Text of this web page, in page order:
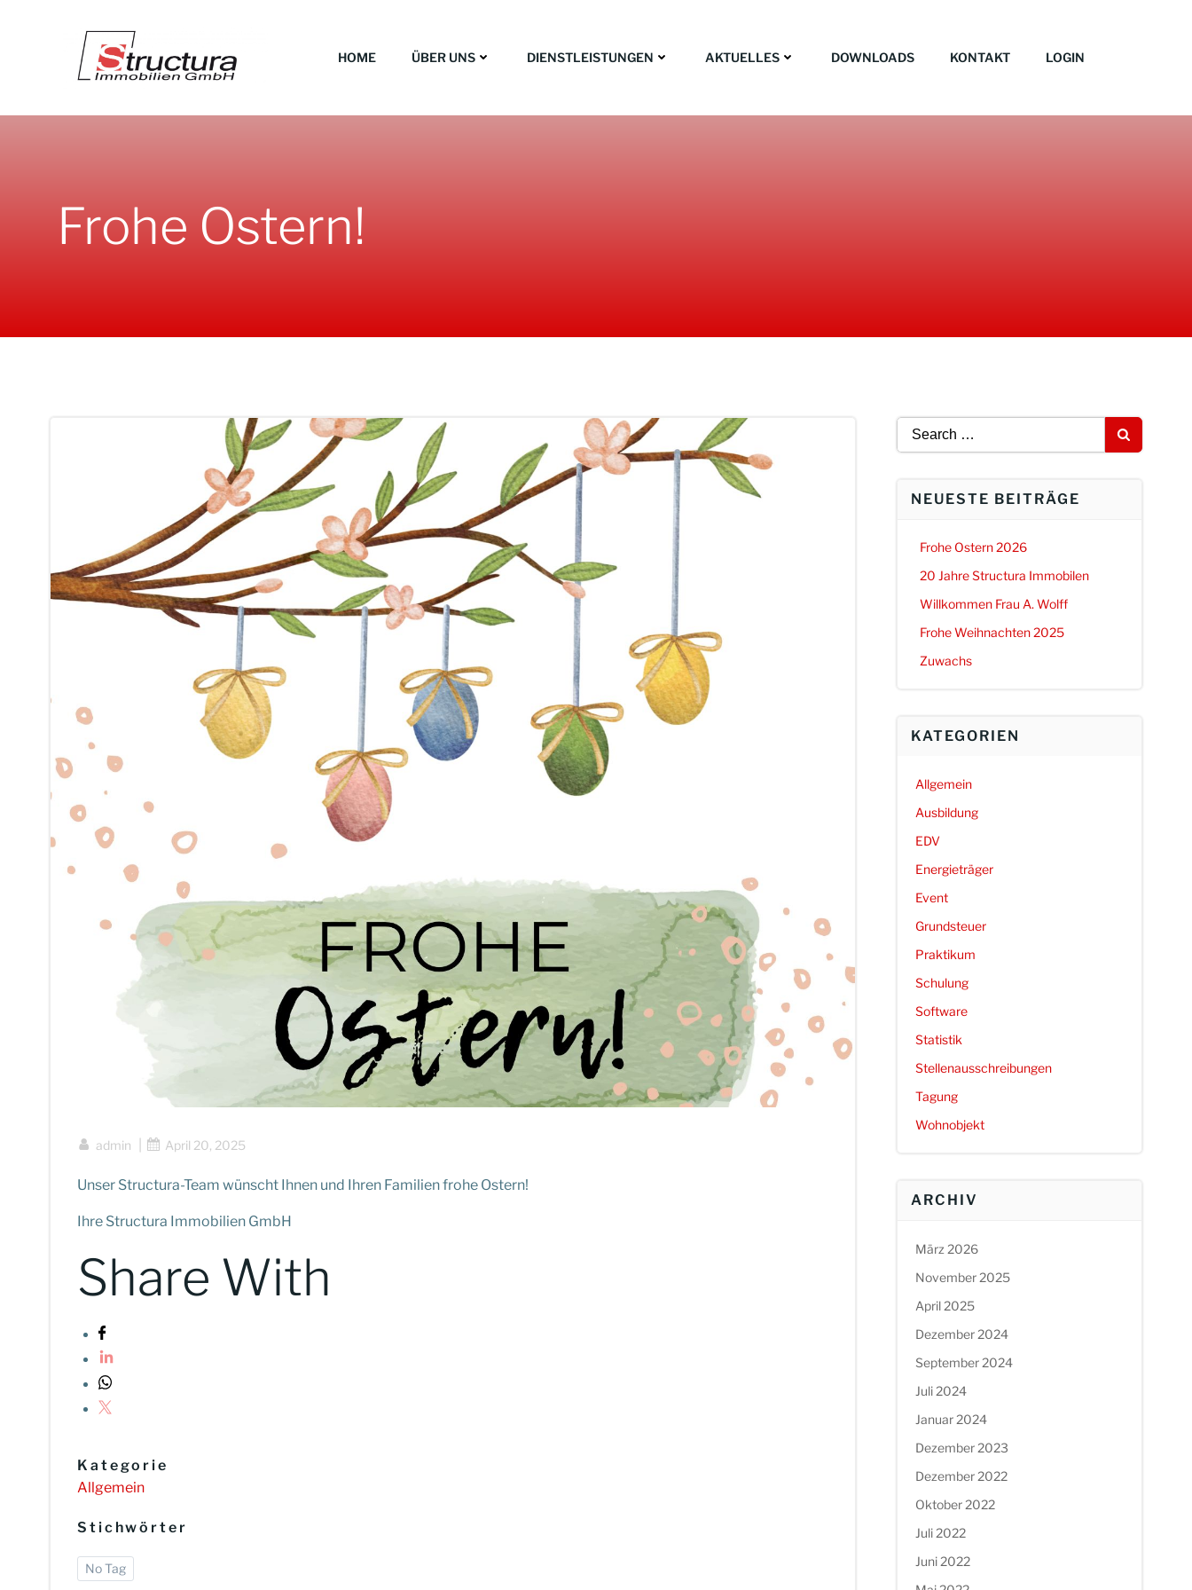
HOME ÜBER UNS DIENSTLEISTUNGEN AKTUELLES DOWNLOADS KONTAKT LOGIN
Frohe Ostern!
admin April 20, 2025
Unser Structura-Team wünscht Ihnen und Ihren Familien frohe Ostern!
Ihre Structura Immobilien GmbH
Share With
Kategorie
Allgemein
Stichwörter
No Tag
Search
for:
NEUESTE BEITRÄGE
Frohe Ostern 2026
20 Jahre Structura Immobilen
Willkommen Frau A. Wolff
Frohe Weihnachten 2025
Zuwachs
KATEGORIEN
Allgemein
Ausbildung
EDV
Energieträger
Event
Grundsteuer
Praktikum
Schulung
Software
Statistik
Stellenausschreibungen
Tagung
Wohnobjekt
ARCHIV
März 2026
November 2025
April 2025
Dezember 2024
September 2024
Juli 2024
Januar 2024
Dezember 2023
Dezember 2022
Oktober 2022
Juli 2022
Juni 2022